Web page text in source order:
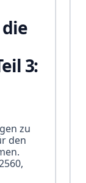
3:
zu
den